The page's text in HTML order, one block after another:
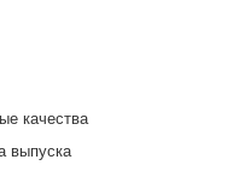
качества
выпуска